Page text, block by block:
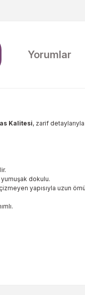
Yorumlar
Kalitesi, zarif
dokulu.
yapısıyla uzun